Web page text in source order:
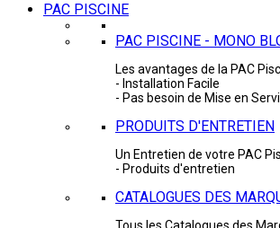
PAC PISCINE
PAC PISCINE - MONO
Les avantages de la PAC
- Installation Facile
- Pas besoin de Mise en
PRODUITS D'ENTRETIEN
Un Entretien de votre PAC
- Produits d'entretien
CATALOGUES DES